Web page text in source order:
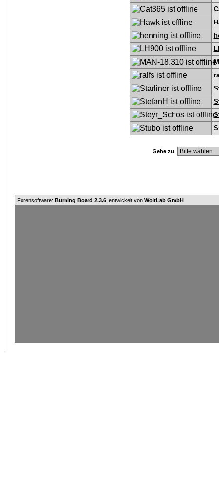
Gehe zu:
Forensoftware: Burning Board 2.3.6 , entwickelt von WoltLab GmbH